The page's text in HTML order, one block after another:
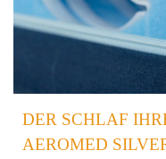
DER SCHLAF
AEROMED